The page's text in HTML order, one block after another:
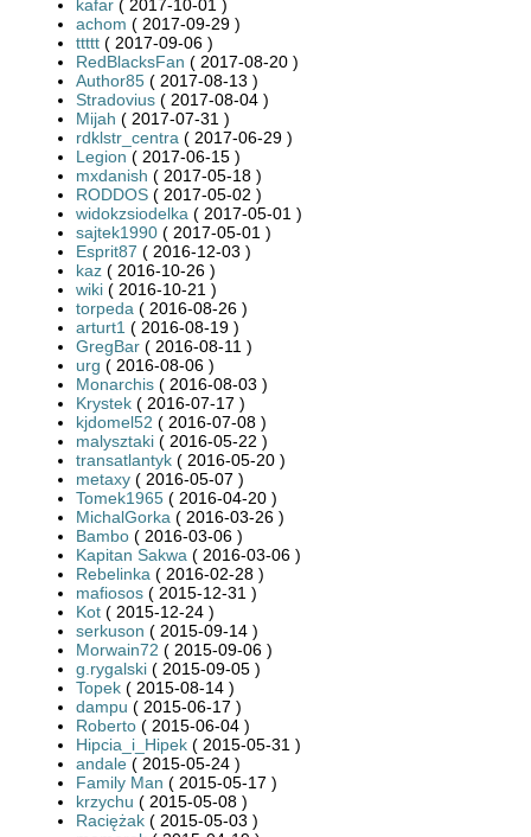
kafar ( 2017-10-01 )
achom ( 2017-09-29 )
ttttt ( 2017-09-06 )
RedBlacksFan ( 2017-08-20 )
Author85 ( 2017-08-13 )
Stradovius ( 2017-08-04 )
Mijah ( 2017-07-31 )
rdklstr_centra ( 2017-06-29 )
Legion ( 2017-06-15 )
mxdanish ( 2017-05-18 )
RODDOS ( 2017-05-02 )
widokzsiodelka ( 2017-05-01 )
sajtek1990 ( 2017-05-01 )
Esprit87 ( 2016-12-03 )
kaz ( 2016-10-26 )
wiki ( 2016-10-21 )
torpeda ( 2016-08-26 )
arturt1 ( 2016-08-19 )
GregBar ( 2016-08-11 )
urg ( 2016-08-06 )
Monarchis ( 2016-08-03 )
Krystek ( 2016-07-17 )
kjdomel52 ( 2016-07-08 )
malysztaki ( 2016-05-22 )
transatlantyk ( 2016-05-20 )
metaxy ( 2016-05-07 )
Tomek1965 ( 2016-04-20 )
MichalGorka ( 2016-03-26 )
Bambo ( 2016-03-06 )
Kapitan Sakwa ( 2016-03-06 )
Rebelinka ( 2016-02-28 )
mafiosos ( 2015-12-31 )
Kot ( 2015-12-24 )
serkuson ( 2015-09-14 )
Morwain72 ( 2015-09-06 )
g.rygalski ( 2015-09-05 )
Topek ( 2015-08-14 )
dampu ( 2015-06-17 )
Roberto ( 2015-06-04 )
Hipcia_i_Hipek ( 2015-05-31 )
andale ( 2015-05-24 )
Family Man ( 2015-05-17 )
krzychu ( 2015-05-08 )
Raciężak ( 2015-05-03 )